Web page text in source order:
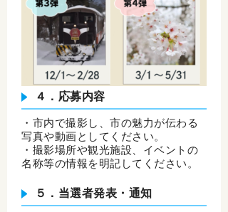
４．応募内容
・市内で撮影し、市の魅力が伝わる
写真や動画としてください。
・撮影場所や観光施設、イベントの
名称等の情報を明記してください。
５．当選者発表・通知